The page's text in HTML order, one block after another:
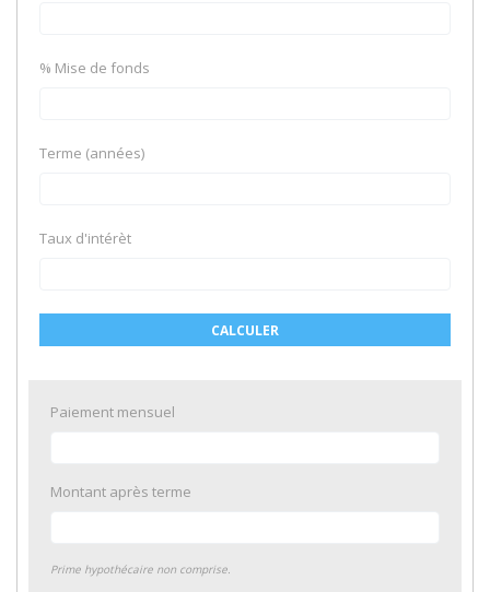
% Mise de fonds
Terme (années)
Taux d'intérèt
CALCULER
Paiement mensuel
Montant après terme
Prime hypothécaire non comprise.